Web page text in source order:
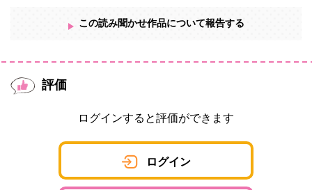
この読み聞かせ作品について報告する
評価
ログインすると評価ができます
ログイン